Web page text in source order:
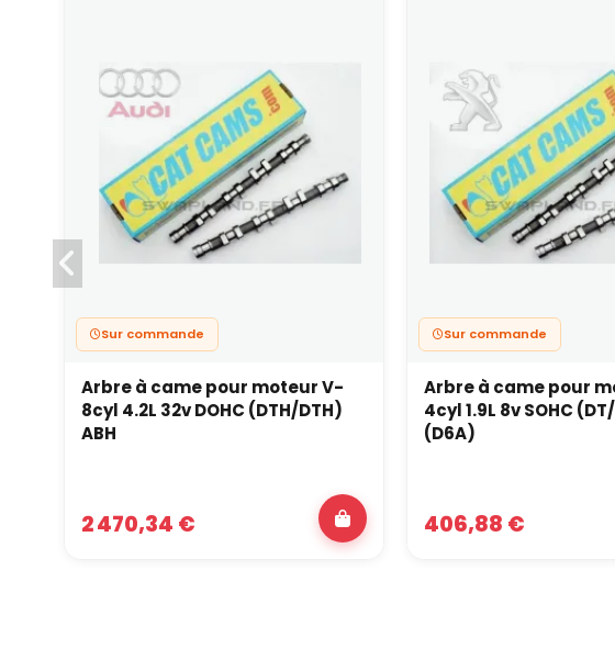
Sur commande
Arbre à came pour moteur V-
8cyl 4.2L 32v DOHC (DTH/DTH)
ABH
2 470,34 €
Sur commande
Arbre à came pour
4cyl 1.9L 8v SOHC
(D6A)
406,88 €